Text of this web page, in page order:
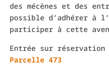
des mécènes et des
possible d’adhérer à
participer à cette
Entrée sur
Parcelle 473